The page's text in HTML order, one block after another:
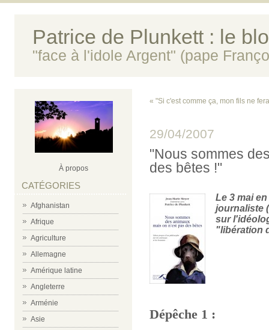
Patrice de Plunkett : le
"face à l'idole Argent" (pape
À propos
CATÉGORIES
Afghanistan
Afrique
Agriculture
Allemagne
Amérique latine
Angleterre
Arménie
Asie
« "Si c'est comme ça, mon fils ne
29/04/2007
"Nous sommes
des bêtes !"
Le 3 mai
journaliste
sur
"libération
Dépêche 1 :